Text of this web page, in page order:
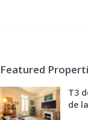
Featured
T3
de